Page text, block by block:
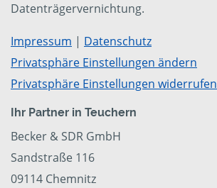
Datenträgervernichtung.
Impressum | Datenschutz
Privatsphäre Einstellungen ändern
Privatsphäre Einstellungen widerrufen
Ihr Partner in Teuchern
Becker & SDR GmbH
Sandstraße 116
09114 Chemnitz